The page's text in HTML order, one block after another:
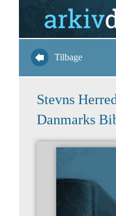
Tilbage
Stevns
Danmarks